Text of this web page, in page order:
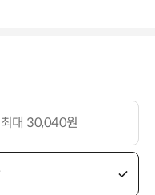
대 30,040원